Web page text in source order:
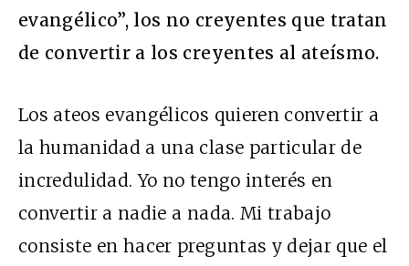
evangélico”, los no creyentes que tratan
de convertir a los creyentes al ateísmo.
Los ateos evangélicos quieren convertir a
la humanidad a una clase particular de
incredulidad. Yo no tengo interés en
convertir a nadie a nada. Mi trabajo
consiste en hacer preguntas y dejar que el